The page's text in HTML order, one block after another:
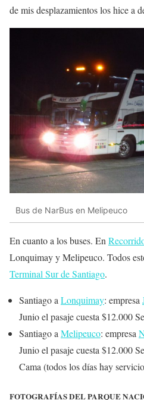
de mis desplazamientos los hice a
Bus de NarBus en Melipeuco
En cuanto a los buses. En
Lonquimay y Melipeuco. Todos
Terminal Sur de Santiago.
Santiago a Lonquimay: empresa
Junio el pasaje cuesta $12.000
Santiago a Melipeuco: empresa
Junio el pasaje cuesta $12.000
Cama (todos los días hay
FOTOGRAFÍAS DEL PARQUE